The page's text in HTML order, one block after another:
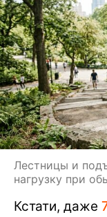
Лестницы и
нагрузку при
Кстати, даже